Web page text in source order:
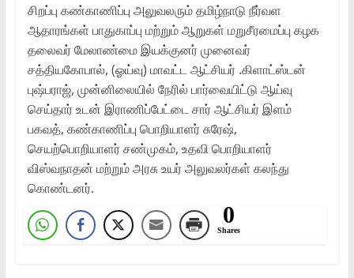
சிறப்பு கண்காணிப்பு அலுவலரும் தமிழ்நாடு நீர்வள
ஆதாரங்கள் பாதுகாப்பு மற்றும் ஆறுகள் மறுசீரமைப்பு கழக
தலைவர் மேலாண்மை இயக்குனர் முனைவர்
சத்தியகோபால், (ஓய்வு) மாவட்ட ஆட்சியர் .கிளாட்ஸ்டன்
புஷ்பராஜ், முன்னிலையில் நேரில் பார்வையிட்டு ஆய்வு
செய்தார் உடன் இராணிப்பேட்டை சார் ஆட்சியர் இளம்
பகவத், கண்காணிப்பு பொறியாளர் சுரேஷ்,
செயற்பொறியாளர் சண்முகம், உதவி பொறியாளர்
விஸ்வநாதன் மற்றும் அரசு உயர் அலுவலர்கள் கலந்து
கொண்டனர்.
0
Shares